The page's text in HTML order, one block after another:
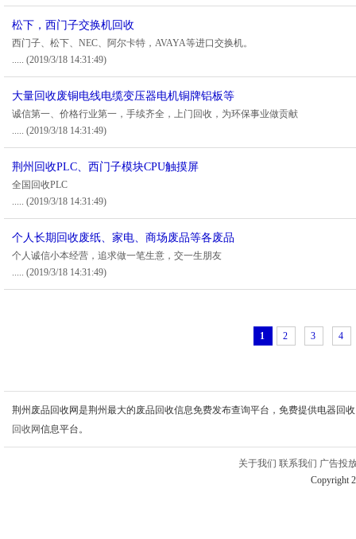
松下，西门子交换机回收
西门子、松下、NEC、阿尔卡特，AVAYA等进口交换机。
..... (2019/3/18 14:31:49)
大量回收废铜电线电缆变压器电机铜牌铝板等
诚信第一、价格行业第一，手续齐全，上门回收，为环保事业做贡献
..... (2019/3/18 14:31:49)
荆州回收PLC、西门子模块CPU触摸屏
全国回收PLC
..... (2019/3/18 14:31:49)
个人长期回收废纸、家电、商场废品等各废品
个人诚信小本经营，追求做一笔生意，交一生朋友
..... (2019/3/18 14:31:49)
1 2 3 4
荆州废品回收网是荆州最大的废品回收信息免费发布查询平台，免费提供电器回
回收网信息平台。
关于我们 联系我们 广告投
Copyright